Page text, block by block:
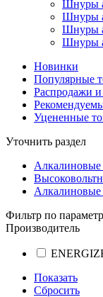
Шнуры
Шнуры
Шнуры
Шнуры
Новинки
Популярные
Распродажи
Уцененные
Уточнить раздел
Алкалиновые
Алкалиновые
Фильтр по
Производитель
Показать
Сбросить